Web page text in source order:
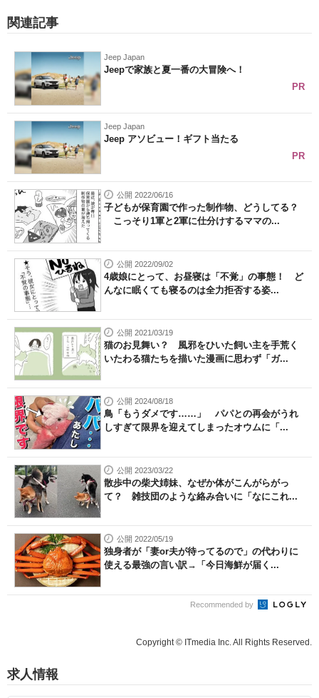
関連記事
Jeep Japan
Jeepで家族と夏一番の大冒険へ！
PR
Jeep Japan
Jeep アソビュー！ギフト当たる
PR
公開 2022/06/16
子どもが保育園で作った制作物、どうしてる？
こっそり1軍と2軍に仕分けするママの...
公開 2022/09/02
4歳娘にとって、お昼寝は「不覚」の事態！ ど
んなに眠くても寝るのは全力拒否する姿...
公開 2021/03/19
猫のお見舞い？ 風邪をひいた飼い主を手荒く
いたわる猫たちを描いた漫画に思わず「ガ...
公開 2024/08/18
鳥「もうダメです……」 パパとの再会がうれ
しすぎて限界を迎えてしまったオウムに「...
公開 2023/03/22
散歩中の柴犬姉妹、なぜか体がこんがらがっ
て？ 雑技団のような絡み合いに「なにこれ...
公開 2022/05/19
独身者が「妻or夫が待ってるので」の代わりに
使える最強の言い訳→「今日海鮮が届く...
Recommended by
Copyright © ITmedia Inc. All Rights Reserved.
求人情報